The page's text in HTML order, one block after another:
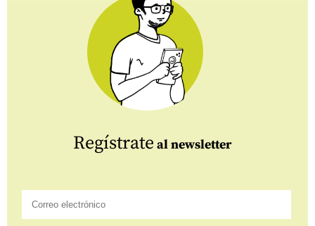
Regístrate al newsletter